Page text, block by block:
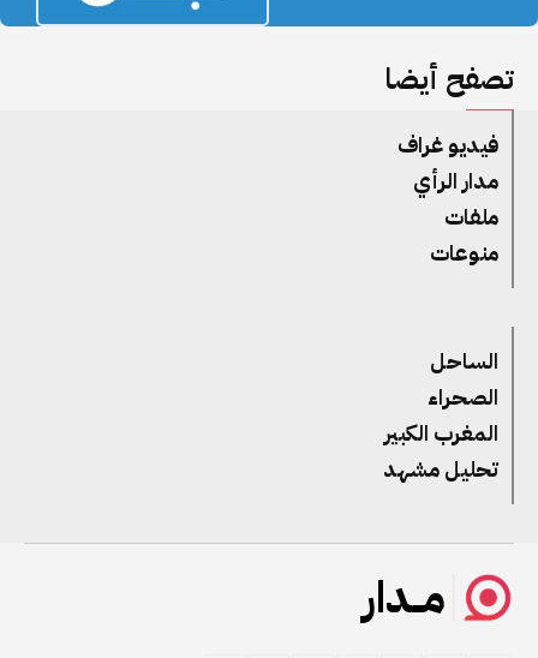
تصفح أيضا
فيديو غراف
مدار الرأي
ملفات
منوعات
الساحل
الصحراء
المغرب الكبير
تحليل مشهد
مــدار